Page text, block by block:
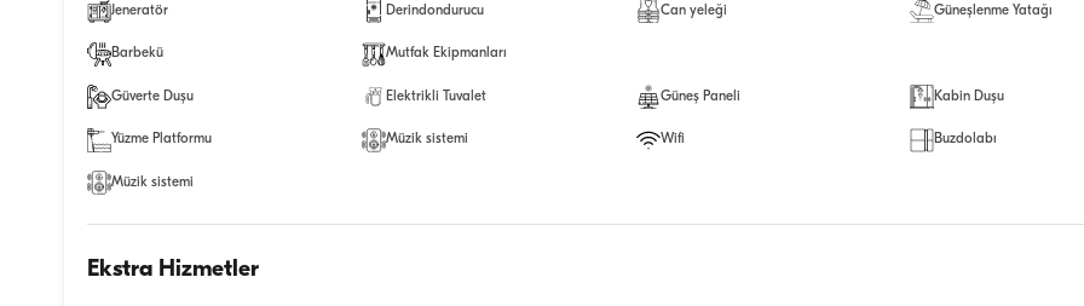
Jeneratör Derindondurucu Can yeleği Güneşlenme Yatağı
Barbekü Mutfak Ekipmanları
Güverte Duşu Elektrikli Tuvalet Güneş Paneli Kabin Duşu
Yüzme Platformu Müzik sistemi Wifi Buzdolabı
Müzik sistemi
Ekstra Hizmetler